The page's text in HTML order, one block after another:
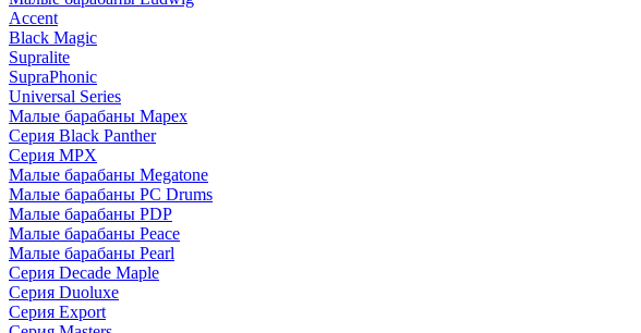
Accent
Black Magic
Supralite
SupraPhonic
Universal Series
Малые барабаны Mapex
Серия Black Panther
Серия MPX
Малые барабаны Megatone
Малые барабаны PC Drums
Малые барабаны PDP
Малые барабаны Peace
Малые барабаны Pearl
Серия Decade Maple
Серия Duoluxe
Серия Export